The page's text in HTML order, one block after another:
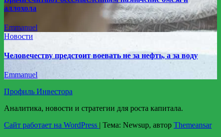
аллохола
Emmanuel
Новости
Человечеству предстоит воевать не за нефть, а за воду
Emmanuel
Профиль Инвестора
Аналитика, новости и стратегии для роста капитала.
Сайт работает на WordPress | Тема: Newsup, автор Themeansar